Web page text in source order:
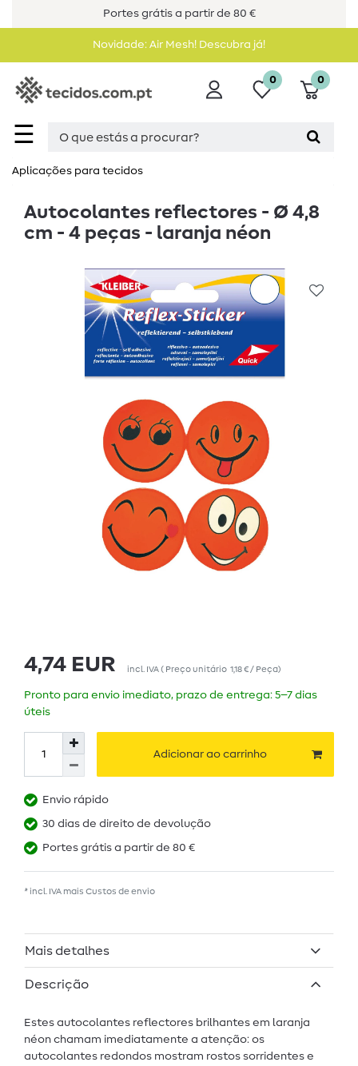
Portes grátis a partir de 80 €
Novidade: Air Mesh! Descubra já!
☰
0 0
Aplicações para tecidos
Autocolantes reflectores - Ø 4,8
cm - 4 peças - laranja néon
4,74 EUR incl. IVA( Preço unitário 1,18 € / Peça)
Pronto para envio imediato, prazo de entrega: 5–7 dias
úteis
Adicionar ao carrinho
Envio rápido
30 dias de direito de devolução
Portes grátis a partir de 80 €
* incl. IVA mais Custos de envio
Mais detalhes
Descrição
Estes autocolantes reflectores brilhantes em laranja
néon chamam imediatamente a atenção: os
autocolantes redondos mostram rostos sorridentes e